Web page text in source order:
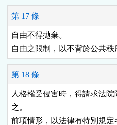
第 17 條
自由不得拋棄。
自由之限制，以不背於公共秩
第 18 條
人格權受侵害時，得請求法
之。
前項情形，以法律有特別規